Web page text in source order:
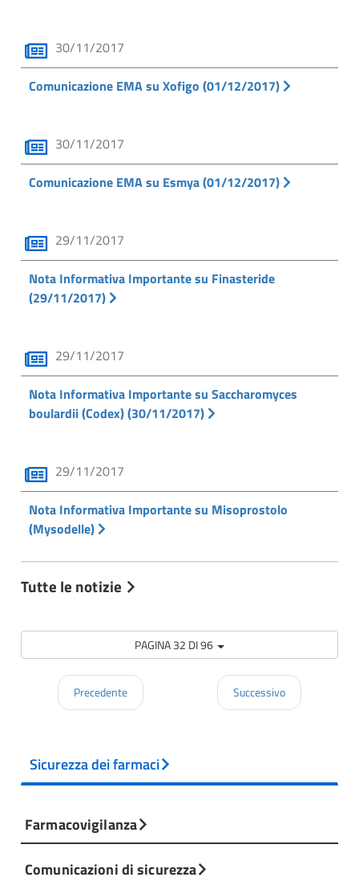
30/11/2017
Comunicazione EMA su Xofigo (01/12/2017)
30/11/2017
Comunicazione EMA su Esmya (01/12/2017)
29/11/2017
Nota Informativa Importante su Finasteride
(29/11/2017)
29/11/2017
Nota Informativa Importante su Saccharomyces
boulardii (Codex) (30/11/2017)
29/11/2017
Nota Informativa Importante su Misoprostolo
(Mysodelle)
Tutte le notizie
PAGINA 32 DI 96
Precedente Successivo
Sicurezza dei farmaci
Farmacovigilanza
Comunicazioni di sicurezza